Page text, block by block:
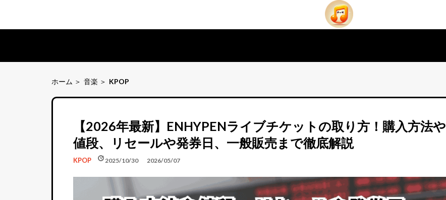
ホーム 音楽 KPOP
【2026年最新】ENHYPENライブチケットの取り方！購入方法や
値段、リセールや発券日、一般販売まで徹底解説
KPOP schedule2025/10/30
update 2026/05/07